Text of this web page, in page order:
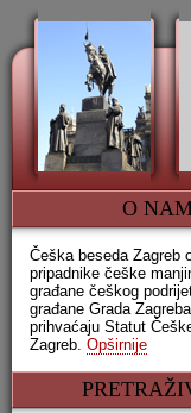
O
Češka beseda Zagreb
pripadnike češke
građane češkog
građane Grada
prihvaćaju Statut
Zagreb. Opširnije